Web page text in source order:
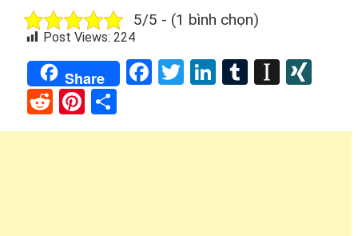
5/5 - (1 bình chọn)
Post Views: 224
Share Facebook
TwitterLinkedIn
Tumblr
RedditPinterest